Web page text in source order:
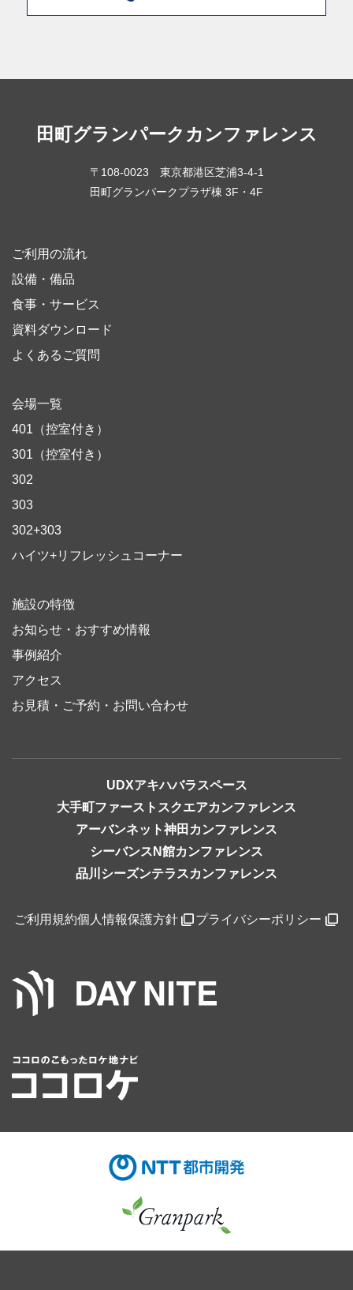
田町グランパーク カンファレンス
〒108-0023 東京都港区芝浦3-4-1
田町グランパークプラザ棟 3F・4F
ご利用の流れ
設備・備品
食事・サービス
資料ダウンロード
よくあるご質問
会場一覧
401（控室付き）
301（控室付き）
302
303
302+303
ハイツ+リフレッシュコーナー
施設の特徴
お知らせ・おすすめ情報
事例紹介
アクセス
お見積・ご予約・お問い合わせ
UDXアキハバラスペース
大手町ファーストスクエアカンファレンス
アーバンネット神田カンファレンス
シーバンスN館カンファレンス
品川シーズンテラスカンファレンス
ご利用規約個人情報保護方針 プライバシーポリシー